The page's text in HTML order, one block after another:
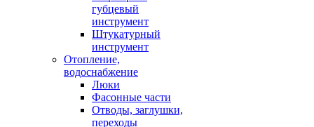
губцевый
инструмент
Штукатурный
инструмент
Отопление,
водоснабжение
Люки
Фасонные части
Отводы, заглушки,
переходы